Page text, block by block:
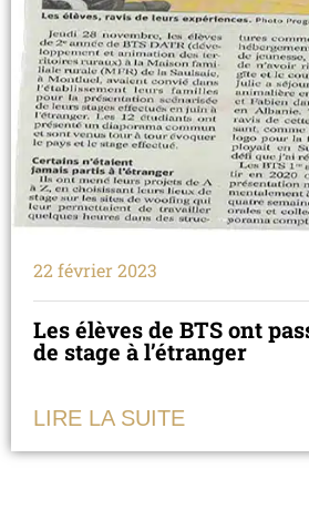
22 février 2023
Les élèves de BTS ont
de stage à l’étranger
LIRE LA SUITE